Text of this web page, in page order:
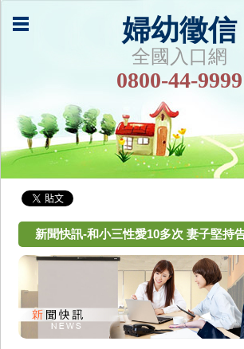
婦幼徵信
全國入口網
0800-44-9999
新聞快訊-和小三性愛10多次 妻子堅持